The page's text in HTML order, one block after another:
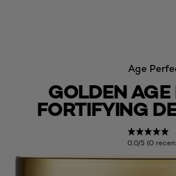
Age
GOLDEN AGE
FORTIFYING
0,0/5 (0